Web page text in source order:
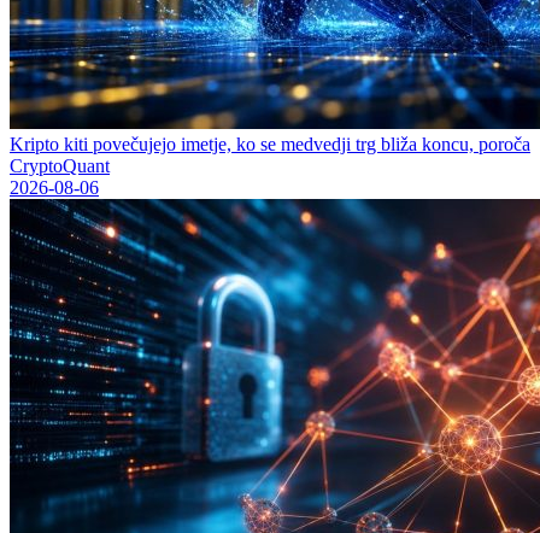
Kripto kiti povečujejo imetje, ko se medvedji trg bliža koncu, poroča
CryptoQuant
2026-08-06